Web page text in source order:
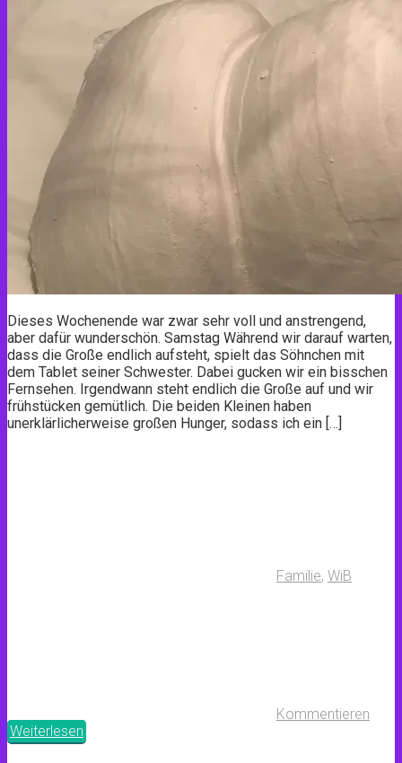
Dieses Wochenende war zwar sehr voll und anstrengend,
aber dafür wunderschön. Samstag Während wir darauf warten,
dass die Große endlich aufsteht, spielt das Söhnchen mit
dem Tablet seiner Schwester. Dabei gucken wir ein bisschen
Fernsehen. Irgendwann steht endlich die Große auf und wir
frühstücken gemütlich. Die beiden Kleinen haben
unerklärlicherweise großen Hunger, sodass ich ein […]
Familie, WiB
Kommentieren
Weiterlesen